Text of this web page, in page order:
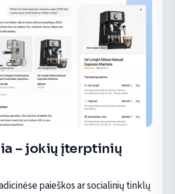
– jokių įterptinių
paieškos ar socialinių tinklų